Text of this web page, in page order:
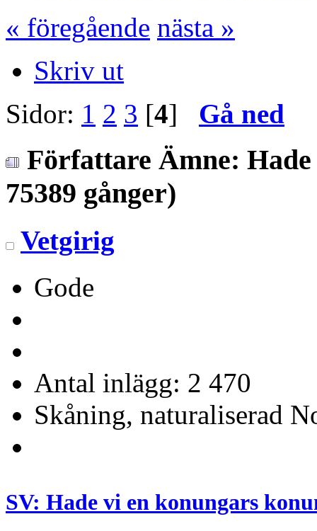
« föregående nästa »
Skriv ut
Sidor: 1 2 3 [4] Gå ned
Författare Ämne:
75389 gånger)
Vetgirig
Gode
Antal inlägg: 2 470
Skåning, naturaliserad
SV: Hade vi en konungars